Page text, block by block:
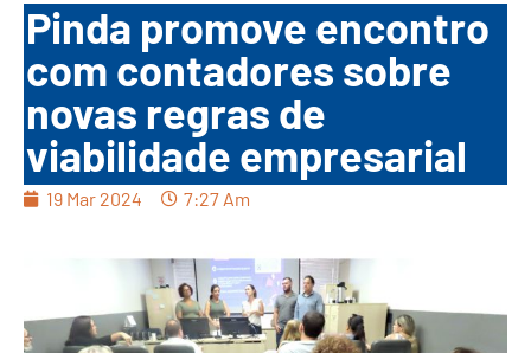
Pinda promove encontro
com contadores sobre
novas regras de
viabilidade empresarial
19 Mar 2024 7:27 Am